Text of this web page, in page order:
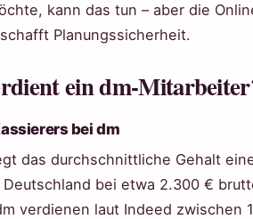
kann das tun – aber die
Planungssicherheit.
ein dm-
bei dm
das durchschnittliche Gehalt
bei etwa 2.300 €
verdienen laut Indeed zwischen